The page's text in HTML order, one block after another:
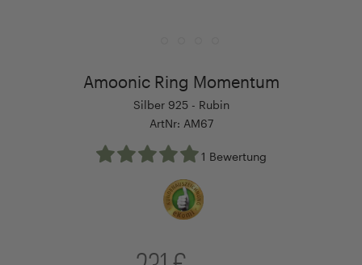
Amoonic Ring Momentum
Silber 925 - Rubin
ArtNr: AM67
1 Bewertung